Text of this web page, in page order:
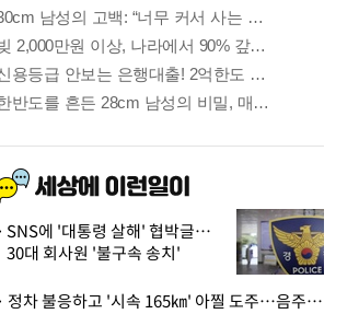
SNS에 '대통령 살해' 협박글…
30대 회사원 '불구속 송치'
· 정차 불응하고 '시속 165㎞' 아찔 도주…음주운전자 체포